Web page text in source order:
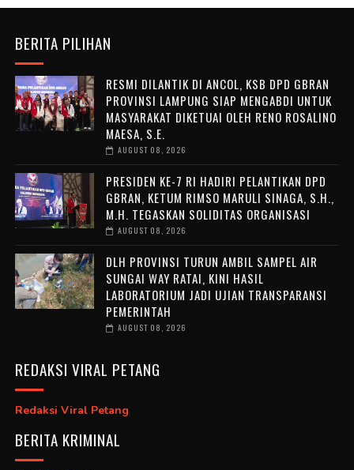
BERITA PILIHAN
RESMI DILANTIK DI ANCOL, KSB DPD GBRAN
PROVINSI LAMPUNG SIAP MENGABDI UNTUK
MASYARAKAT DIKETUAI OLEH RENO ROSALINO
MAESA, S.E.
AUGUST 08, 2026
PRESIDEN KE-7 RI HADIRI PELANTIKAN DPD
GBRAN, KETUM RIMSO MARULI SINAGA, S.H.,
M.H. TEGASKAN SOLIDITAS ORGANISASI
AUGUST 08, 2026
DLH PROVINSI TURUN AMBIL SAMPEL AIR
SUNGAI WAY RATAI, KINI HASIL
LABORATORIUM JADI UJIAN TRANSPARANSI
PEMERINTAH
AUGUST 08, 2026
REDAKSI VIRAL PETANG
Redaksi Viral Petang
BERITA KRIMINAL